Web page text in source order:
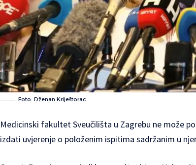
Foto: Dženan Kriještorac
Medicinski fakultet Sveučilišta u Zagrebu ne može
izdati uvjerenje o položenim ispitima sadržanim u